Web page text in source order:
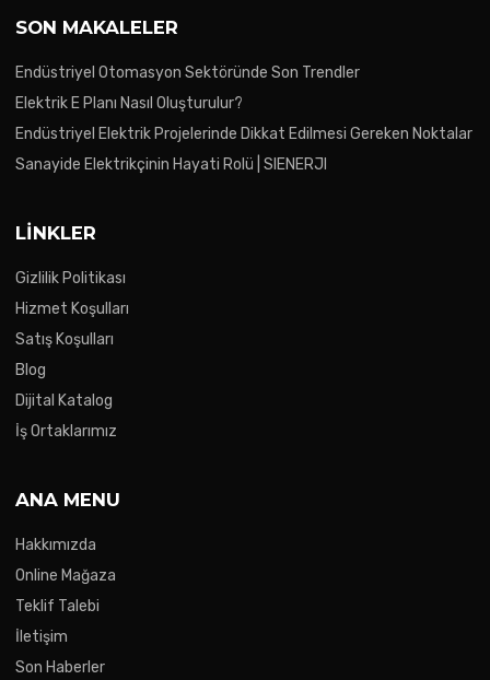
SON MAKALELER
Endüstriyel Otomasyon Sektöründe Son Trendler
Elektrik E Planı Nasıl Oluşturulur?
Endüstriyel Elektrik Projelerinde Dikkat Edilmesi Gereken Noktalar
Sanayide Elektrikçinin Hayati Rolü | SIENERJI
LINKLER
Gizlilik Politikası
Hizmet Koşulları
Satış Koşulları
Blog
Dijital Katalog
İş Ortaklarımız
ANA MENU
Hakkımızda
Online Mağaza
Teklif Talebi
İletişim
Son Haberler